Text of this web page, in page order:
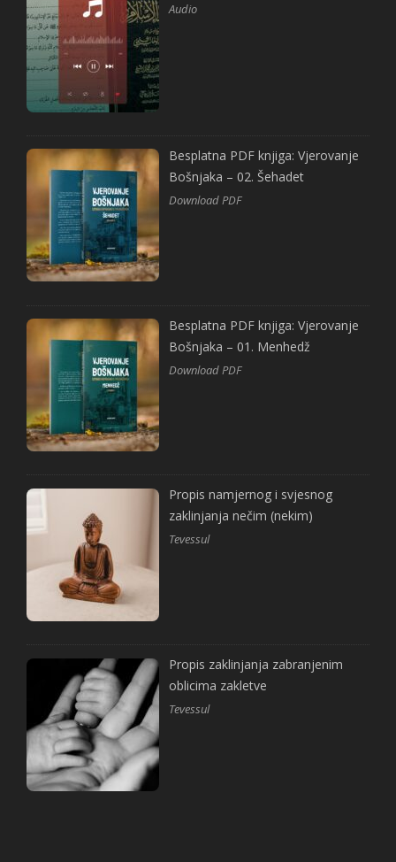
Audio
Besplatna PDF knjiga: Vjerovanje
Bošnjaka – 02. Šehadet
Download PDF
Besplatna PDF knjiga: Vjerovanje
Bošnjaka – 01. Menhedž
Download PDF
Propis namjernog i svjesnog
zaklinjanja nečim (nekim)
Tevessul
Propis zaklinjanja zabranjenim
oblicima zakletve
Tevessul